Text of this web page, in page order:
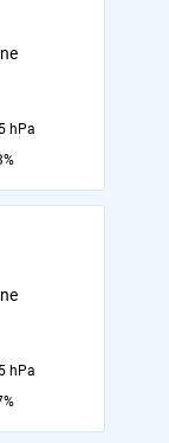
hPa
hPa